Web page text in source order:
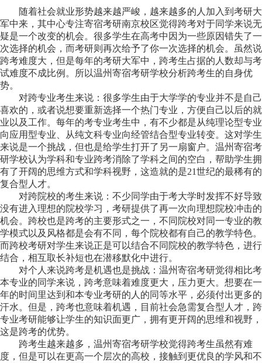
随着社会就业形势越来越严峻，越来越多的人加入到考研大
军中来，其中心专注寄宿考研南京校区觉得跨考对于同学来说无
疑是一个改变的机会。很多学生在高考中因为一些原因错失了一
次选择的机会，而考研则再次给予了你一次选择的机会。虽然说
跨考难度大，但是每年的考研大军中，跨考生占据的人数却与考
试难度不成比例。所以温州寄宿考研学校分析跨考生的自身优
势。
对跨专业考生来说：很多学生由于大学学的专业并不是自己
喜欢的，或者说想要重新选择一个热门专业，方便自己以后的就
业以及工作。每年的考专业考生中，有不少都是从纯理论型专业
向应用型专业、从纯文科专业向经管结合型专业转变。这对学生
来说是一个挑战，但也是给学生打开了另一扇窗户。温州寄宿考
研学校认为学科和专业跨考消除了学科之间的空白，帮助学生拥
有了开阔的思维方式和学科视野，这造就的是21世纪的最稀有的
复合型人才。
对跨院校的考生来说：不少同学由于考大学时发挥不好导致
没有进入理想的院校学习，考研提供了再一次向理想院校冲击的
机会。跨校也是跨考的主要形式之一，不同院校对同一专业的教
学模式以及风格都是会有不同，每个院校都有自己的教学特色。
而跨校考研对学生来说正是可以结合不同院校的教学特色，进行
结合，相互取长补短也在潜移默化中进行。
对个人来说跨考是机遇也是挑战：温州寄宿考研觉得相比考
本专业的同学来说，跨考意味着难度更大，压力更大。想要在一
年的时间里达到和本专业考研的人的同等水平，必须付出更多的
汗水。但是，跨考也意味着机遇，目前社会急需复合型人才，跨
专业考研能够让学生的知识面更广，拥有更开阔的思维和视野，
这是跨考的优势。
跨考生越来越多，温州寄宿考研学校觉得跨考生虽然有难
度，但是可以在更高一个层次的高校，接触到更优良的学风和不